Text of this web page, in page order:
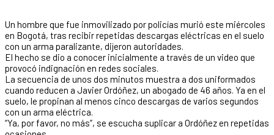
Un hombre que fue inmovilizado por policías murió este miércoles
en Bogotá, tras recibir repetidas descargas eléctricas en el suelo
con un arma paralizante, dijeron autoridades.
El hecho se dio a conocer inicialmente a través de un video que
provocó indignación en redes sociales.
La secuencia de unos dos minutos muestra a dos uniformados
cuando reducen a Javier Ordóñez, un abogado de 46 años. Ya en el
suelo, le propinan al menos cinco descargas de varios segundos
con un arma eléctrica.
“Ya, por favor, no más”, se escucha suplicar a Ordóñez en repetidas